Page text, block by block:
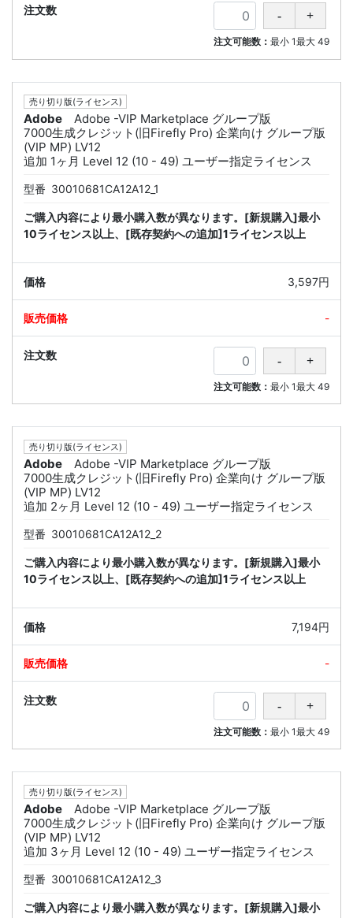
注文可能数： 最小 1最大 49
売り切り版(ライセンス)
Adobe
Adobe -VIP Marketplace グループ版
7000生成クレジット(旧Firefly Pro) 企業向け グループ版
(VIP MP) LV12
追加 1ヶ月 Level 12 (10 - 49) ユーザー指定ライセンス
型番 30010681CA12A12_1
ご購入内容により最小購入数が異なります。[新規購入]最小
10ライセンス以上、[既存契約への追加]1ライセンス以上
3,597円
-
注文可能数： 最小 1最大 49
売り切り版(ライセンス)
Adobe
Adobe -VIP Marketplace グループ版
7000生成クレジット(旧Firefly Pro) 企業向け グループ版
(VIP MP) LV12
追加 2ヶ月 Level 12 (10 - 49) ユーザー指定ライセンス
型番 30010681CA12A12_2
ご購入内容により最小購入数が異なります。[新規購入]最小
10ライセンス以上、[既存契約への追加]1ライセンス以上
7,194円
-
注文可能数： 最小 1最大 49
売り切り版(ライセンス)
Adobe
Adobe -VIP Marketplace グループ版
7000生成クレジット(旧Firefly Pro) 企業向け グループ版
(VIP MP) LV12
追加 3ヶ月 Level 12 (10 - 49) ユーザー指定ライセンス
型番 30010681CA12A12_3
ご購入内容により最小購入数が異なります。[新規購入]最小